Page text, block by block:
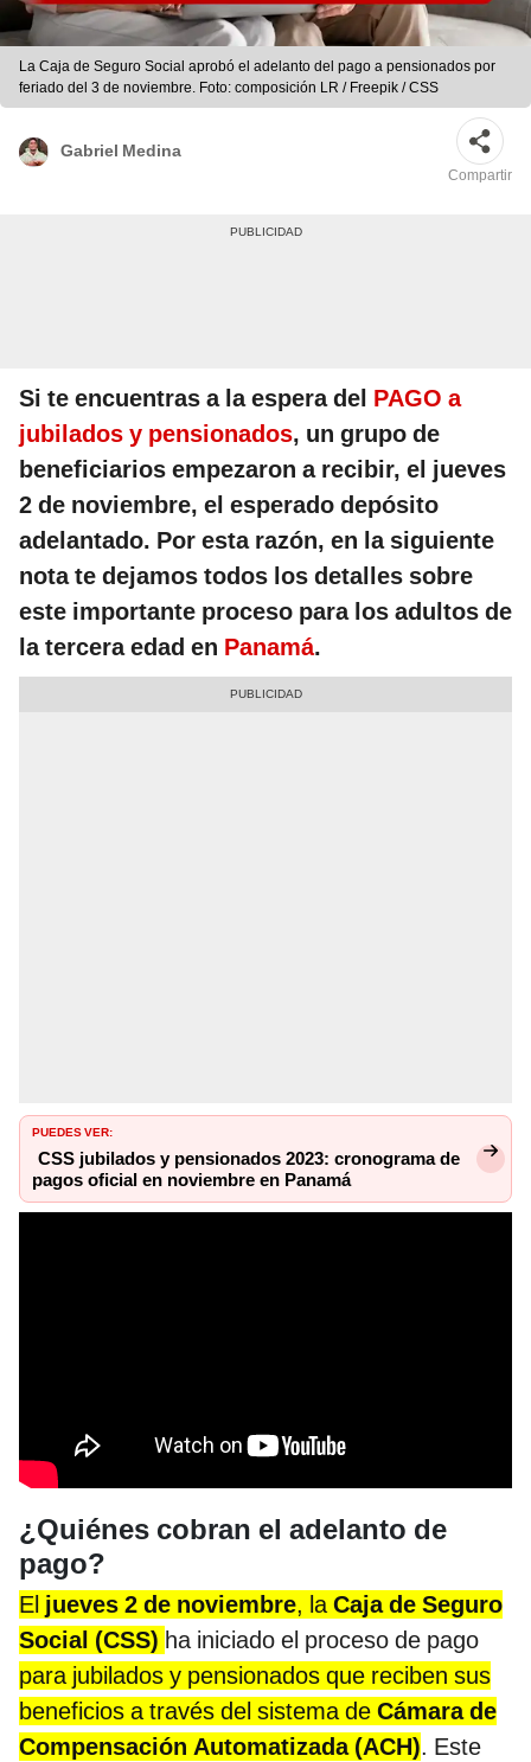
La Caja de Seguro Social aprobó el adelanto del pago a pensionados por
feriado del 3 de noviembre. Foto: composición LR / Freepik / CSS
Gabriel Medina
Compartir
Si te encuentras a la espera del PAGO a
jubilados y pensionados, un grupo de
beneficiarios empezaron a recibir, el jueves
2 de noviembre, el esperado depósito
adelantado. Por esta razón, en la siguiente
nota te dejamos todos los detalles sobre
este importante proceso para los adultos de
la tercera edad en Panamá.
PUEDES VER:
CSS jubilados y pensionados 2023: cronograma de
pagos oficial en noviembre en Panamá
¿Quiénes cobran el adelanto de
pago?
El jueves 2 de noviembre, laCaja de Seguro
Social (CSS) ha iniciado el proceso de pago
para jubilados y pensionados que reciben sus
beneficios a través del sistema de Cámara de
Compensación Automatizada (ACH). Este